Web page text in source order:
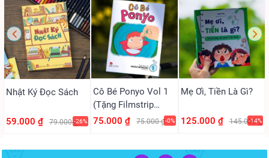
Nhật Ký Đọc Sách
59.000 ₫ 79.000 ₫-26%
Cô Bé Ponyo Vol 1
(Tặng Filmstrip
PVC)
75.000 ₫ 75.000 ₫-0%
Mẹ Ơi, Tiền Là Gì?
125.000 ₫ 145.000 ₫
-14%